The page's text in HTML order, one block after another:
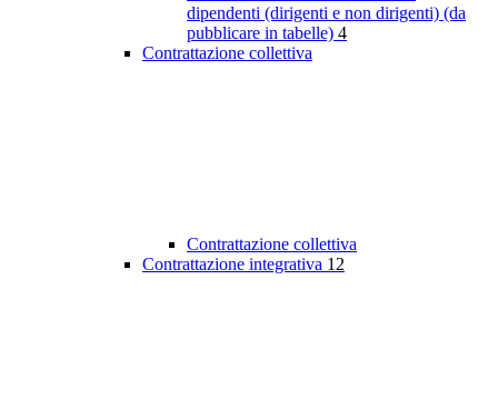
dipendenti (dirigenti e non dirigenti) (da
pubblicare in tabelle) 4
Contrattazione collettiva
Contrattazione collettiva
Contrattazione integrativa 12